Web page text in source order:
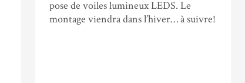
pose de voiles lumineux LEDS. Le
montage viendra dans l’hiver… à suivre!